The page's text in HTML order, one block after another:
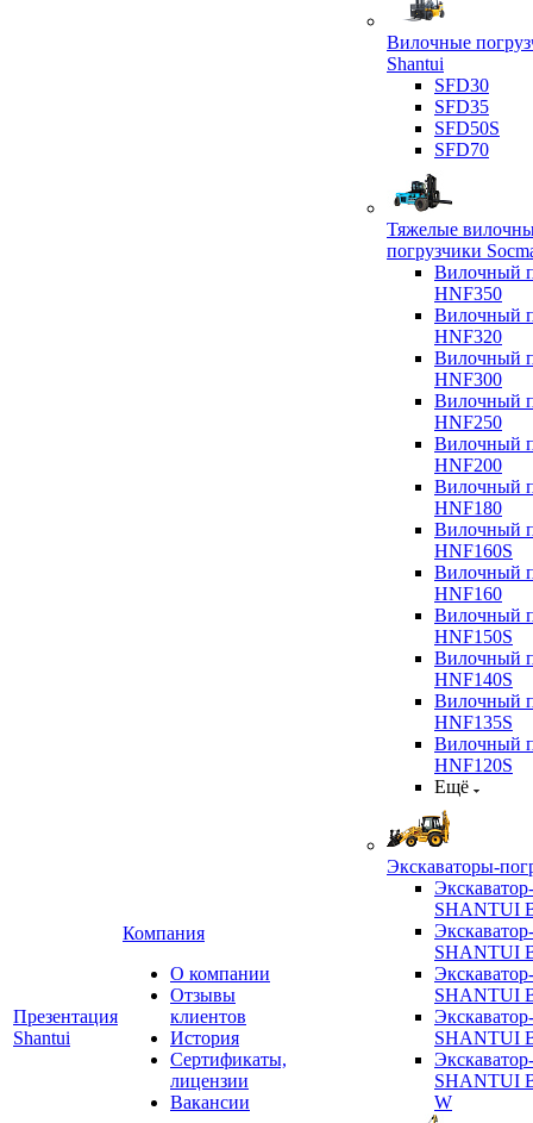
Презентация
Shantui
Компания
О компании
Отзывы
клиентов
История
Сертификаты,
лицензии
Вакансии
Вилочные
Shantui
SFD30
SFD35
SFD50S
SFD70
Тяжелые
погрузчики
Вилочный
HNF350
Вилочный
HNF320
Вилочный
HNF300
Вилочный
HNF250
Вилочный
HNF200
Вилочный
HNF180
Вилочный
HNF160S
Вилочный
HNF160
Вилочный
HNF150S
Вилочный
HNF140S
Вилочный
HNF135S
Вилочный
HNF120S
Ещё
Экскаваторы-
SHANTUI
SHANTUI
SHANTUI
SHANTUI
SHANTUI
W